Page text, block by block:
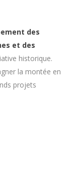
des
et des
historique.
la montée en
projets